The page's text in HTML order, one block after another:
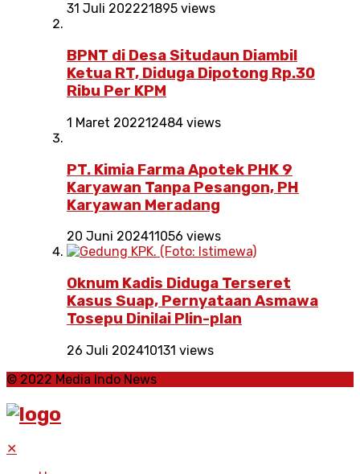
31 Juli 202221895 views
BPNT di Desa Situdaun Diambil
Ketua RT, Diduga Dipotong Rp.30
Ribu Per KPM
1 Maret 202212484 views
PT. Kimia Farma Apotek PHK 9
Karyawan Tanpa Pesangon, PH
Karyawan Meradang
20 Juni 202411056 views
Oknum Kadis Diduga Terseret
Kasus Suap, Pernyataan Asmawa
Tosepu Dinilai Plin-plan
26 Juli 202410131 views
© 2022 Media Indo News
✕